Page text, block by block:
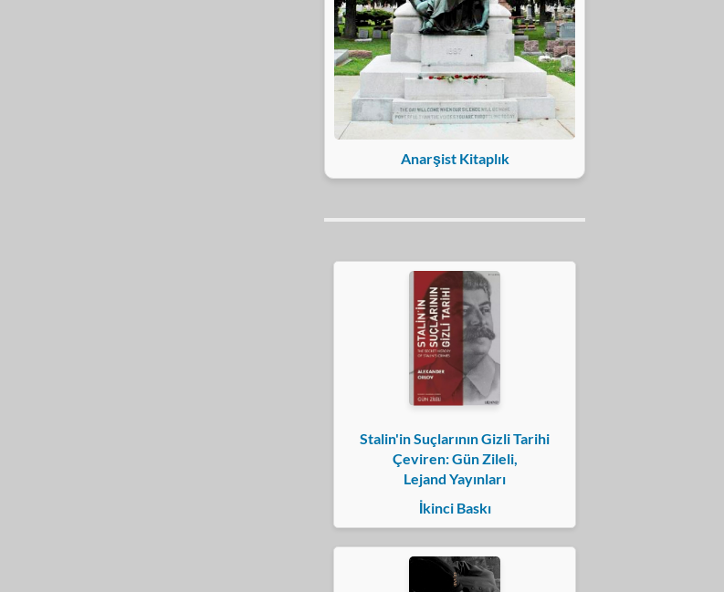
Anarşist Kitaplık
Stalin'in Suçlarının Gizli Tarihi
Çeviren: Gün Zileli,
Lejand Yayınları
İkinci Baskı